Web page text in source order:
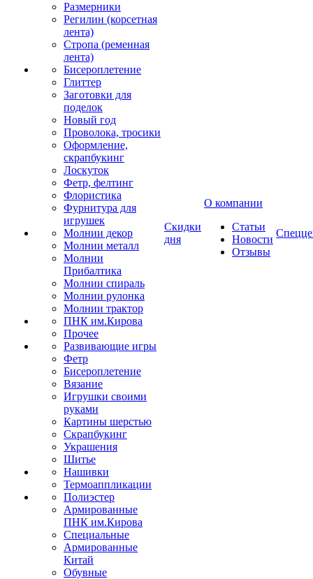
Размерники
Регилин (корсетная
лента)
Стропа (ременная
лента)
Бисероплетение
Глиттер
Заготовки для
поделок
Новый год
Проволока, тросики
Оформление,
скрапбукинг
Лоскуток
Фетр, фелтинг
Флористика
Фурнитура для
игрушек
Молнии декор
Молнии металл
Молнии
Прибалтика
Молнии спираль
Молнии рулонка
Молнии трактор
ПНК им.Кирова
Прочее
Развивающие игры
Фетр
Бисероплетение
Вязание
Игрушки своими
руками
Картины шерстью
Скрапбукинг
Украшения
Шитье
Нашивки
Термоаппликации
Полиэстер
Армированные
ПНК им.Кирова
Специальные
Армированные
Китай
Обувные
Скидки
дня
О компании
Статьи
Новости
Отзывы